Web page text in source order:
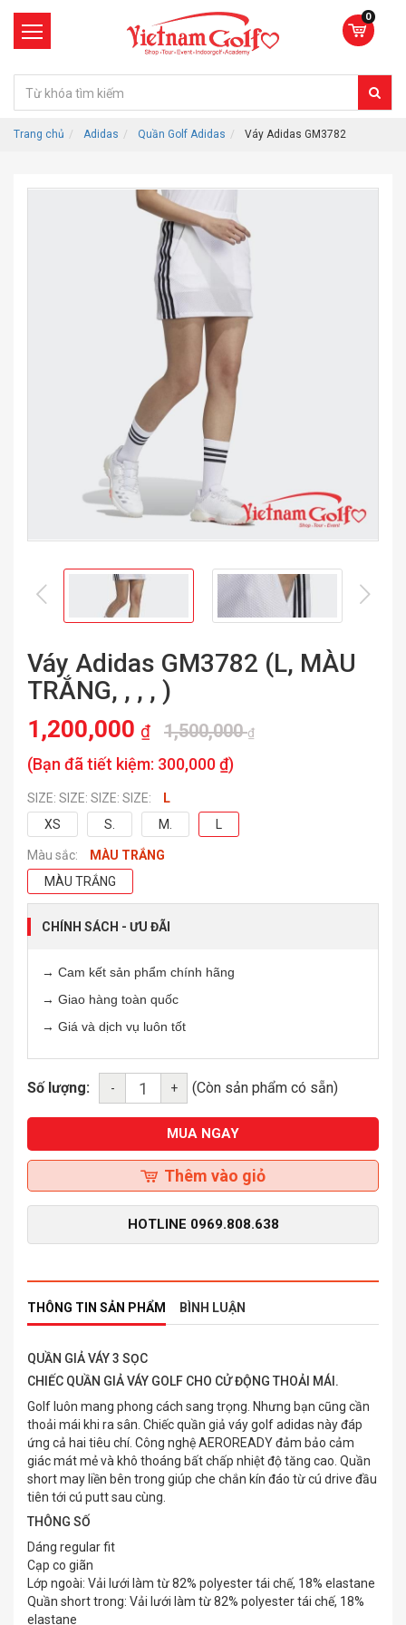
0
Trang chủ Adidas Quần Golf Adidas Váy Adidas GM3782
Váy Adidas GM3782 (L, MÀU
TRẮNG, , , , )
1,200,000 ₫ 1,500,000₫
(Bạn đã tiết kiệm: 300,000 ₫)
SIZE: SIZE: SIZE: SIZE:
L
XS
S. M. L
Màu sắc:
MÀU TRẮNG
MÀU TRẮNG
CHÍNH SÁCH - ƯU ĐÃI
→ Cam kết sản phẩm chính hãng
→ Giao hàng toàn quốc
→ Giá và dịch vụ luôn tốt
Số lượng: - + (Còn sản phẩm có sẵn)
MUA NGAY
Thêm vào giỏ
HOTLINE 0969.808.638
THÔNG TIN SẢN PHẨM BÌNH LUẬN
QUẦN GIẢ VÁY 3 SỌC
CHIẾC QUẦN GIẢ VÁY GOLF CHO CỬ ĐỘNG THOẢI MÁI.
Golf luôn mang phong cách sang trọng. Nhưng bạn cũng cần
thoải mái khi ra sân. Chiếc quần giả váy golf adidas này đáp
ứng cả hai tiêu chí. Công nghệ AEROREADY đảm bảo cảm
giác mát mẻ và khô thoáng bất chấp nhiệt độ tăng cao. Quần
short may liền bên trong giúp che chắn kín đáo từ cú drive đầu
tiên tới cú putt sau cùng.
THÔNG SỐ
Dáng regular fit
Cạp co giãn
Lớp ngoài: Vải lưới làm từ 82% polyester tái chế, 18% elastane
Quần short trong: Vải lưới làm từ 82% polyester tái chế, 18%
elastane